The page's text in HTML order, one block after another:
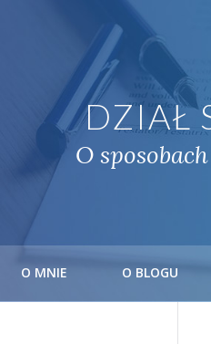
DZIAŁ
O
O MNIE O BLOGU